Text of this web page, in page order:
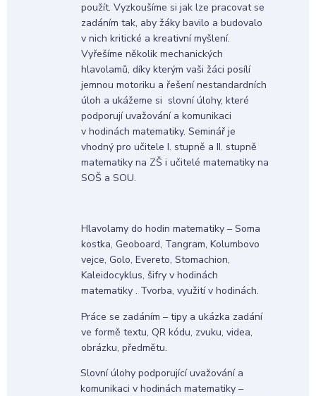
použít. Vyzkoušíme si jak lze pracovat se
zadáním tak, aby žáky bavilo a budovalo
v nich kritické a kreativní myšlení.
Vyřešíme několik mechanických
hlavolamů, díky kterým vaši žáci posílí
jemnou motoriku a řešení nestandardních
úloh a ukážeme si slovní úlohy, které
podporují uvažování a komunikaci
v hodinách matematiky. Seminář je
vhodný pro učitele I. stupně a II. stupně
matematiky na ZŠ i učitelé matematiky na
SOŠ a SOU.
Hlavolamy do hodin matematiky – Soma
kostka, Geoboard, Tangram, Kolumbovo
vejce, Golo, Evereto, Stomachion,
Kaleidocyklus, šifry v hodinách
matematiky . Tvorba, využití v hodinách.
Práce se zadáním – tipy a ukázka zadání
ve formě textu, QR kódu, zvuku, videa,
obrázku, předmětu.
Slovní úlohy podporující uvažování a
komunikaci v hodinách matematiky –